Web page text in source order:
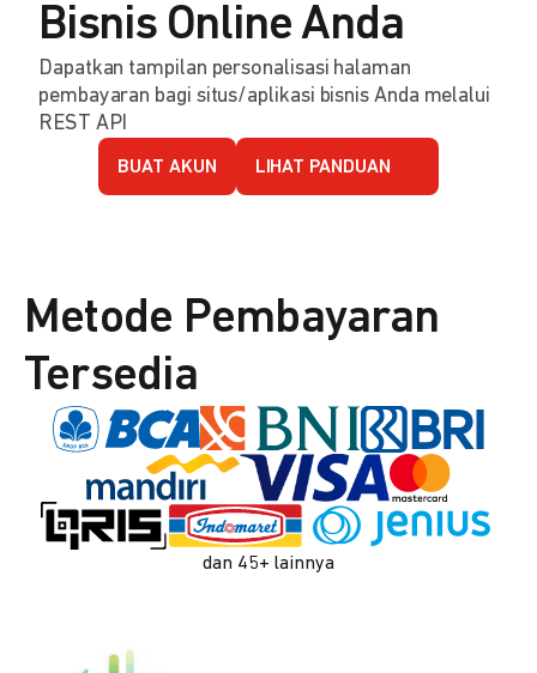
Bisnis Online Anda
Dapatkan tampilan personalisasi halaman
pembayaran bagi situs/aplikasi bisnis Anda melalui
REST API
BUAT AKUN LIHAT PANDUAN
Metode Pembayaran
Tersedia
dan 45+ lainnya